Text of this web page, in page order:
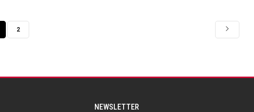
2
NEWSLETTER